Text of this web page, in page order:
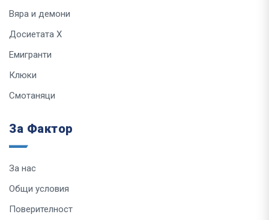
Вяра и демони
Досиетата Х
Емигранти
Клюки
Смотаняци
За Фактор
За нас
Общи условия
Поверителност